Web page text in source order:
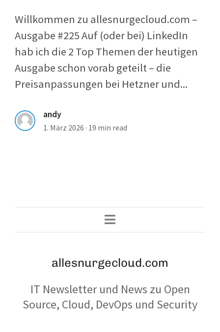
Willkommen zu allesnurgecloud.com –
Ausgabe #225 Auf (oder bei) LinkedIn
hab ich die 2 Top Themen der heutigen
Ausgabe schon vorab geteilt – die
Preisanpassungen bei Hetzner und...
andy
1. März 2026 · 19 min read
allesnurgecloud.com
IT Newsletter und News zu Open
Source, Cloud, DevOps und Security